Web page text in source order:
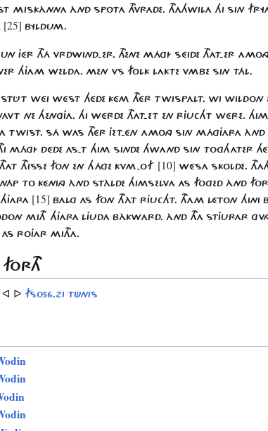
MISKÀNNA ÀND SPOTA THVRADE. THAHWILA HI SIN
[25] BYLDUM.
JÉR THÁ VRDWIND-ER. THENE MÁGÍ SÉIDE THAT-ER
HJAM WELDA. MEN VS FOLK LAKTE VMBE SIN TÁL.
WÉI WÉST HÉDE KÉM THÉR TWISPALT. WI WILDON
NE HENGJA. HI WÉRDE THAT-ET EN RJUCHT WÉRE.
TWIST. SÁ WAS THÉR JET-ÉN AMONG SIN MÁGJARA ÀND
MÁGÍ DÉDE AS-T HIM SINDE HWAND SIN TOGHATER
THISSE FON EN HÁGE KVM-OF [10] WÉSA SKOLDE.
TO KÉNING ÀND STÀLDE HIMSELVA AS FOGED ÀND
[15] BALG AS FON THÀT RJUCHT. THAM LÉTON
MITH HJARA LJUDA BÀKWARD. ÀND THA STJURAR
ROJAR MITHA.
ᐅ FS056.21 TÜNIS